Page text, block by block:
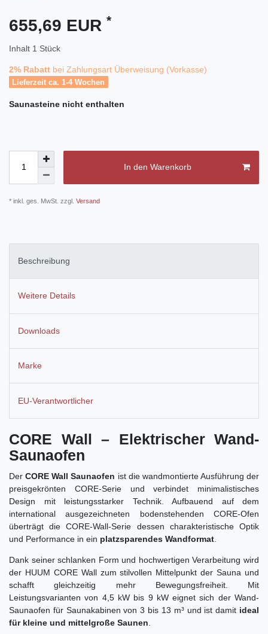
655,69 EUR *
Inhalt 1 Stück
2% Rabatt bei Zahlungsart Überweisung (Vorkasse)
Lieferzeit ca. 1-4 Wochen
Saunasteine nicht enthalten
In den Warenkorb
* inkl. ges. MwSt. zzgl. Versand
Beschreibung
Weitere Details
Downloads
Marke
EU-Verantwortlicher
CORE Wall – Elektrischer Wand-
Saunaofen
DerCORE Wall Saunaofen ist die wandmontierte Ausführung der
preisgekrönten CORE-Serie und verbindet minimalistisches
Design mit leistungsstarker Technik. Aufbauend auf dem
international ausgezeichneten bodenstehenden CORE-Ofen
überträgt die CORE-Wall-Serie dessen charakteristische Optik
und Performance in ein platzsparendes Wandformat
Dank seiner schlanken Form und hochwertigen Verarbeitung wird
der HUUM CORE Wall zum stilvollen Mittelpunkt der Sauna und
schafft gleichzeitig mehr Bewegungsfreiheit. Mit
Leistungsvarianten von 4,5 kW bis 9 kW eignet sich der Wand-
Saunaofen für Saunakabinen von 3 bis 13 m³ und ist damit ideal
für kleine und mittelgroße Saunen